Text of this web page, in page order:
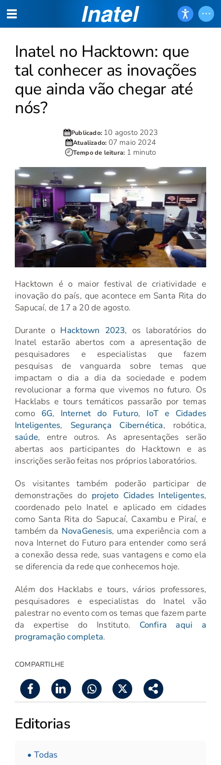
Inatel no Hacktown: que
tal conhecer as inovações
que ainda vão chegar até
nós?
Publicado: 10 agosto 2023
Atualizado: 07 maio 2024
Tempo de leitura: 1 minuto
Hacktown é o maior festival de criatividade e
inovação do país, que acontece em Santa Rita do
Sapucaí, de 17 a 20 de agosto.
Durante o Hacktown 2023, os laboratórios do
Inatel estarão abertos com a apresentação de
pesquisadores e especialistas que fazem
pesquisas de vanguarda sobre temas que
impactam o dia a dia da sociedade e podem
revolucionar a forma que vivemos no futuro. Os
Hacklabs e tours temáticos passarão por temas
como 6G, Internet do Futuro, IoT e Cidades
Inteligentes, Segurança Cibernética, robótica,
saúde, entre outros. As apresentações serão
abertas aos participantes do Hacktown e as
inscrições serão feitas nos próprios laboratórios.
Os visitantes também poderão participar de
demonstrações do projeto Cidades Inteligentes,
coordenado pelo Inatel e aplicado em cidades
como Santa Rita do Sapucaí, Caxambu e Piraí, e
também da NovaGenesis, uma experiência com a
nova Internet do Futuro para entender como será
a conexão dessa rede, suas vantagens e como ela
se diferencia da rede que conhecemos hoje.
Além dos Hacklabs e tours, vários professores,
pesquisadores e especialistas do Inatel vão
palestrar no evento com os temas que fazem parte
da expertise do Instituto. Confira aqui a
programação completa.
COMPARTILHE
Editorias
• Todas